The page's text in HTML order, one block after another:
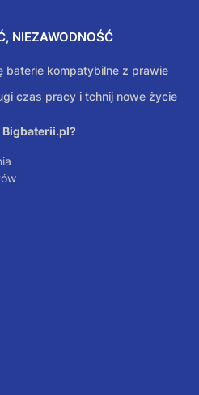
NIEZAWODNOŚĆ
baterie kompatybilne z prawie
czas pracy i tchnij nowe życie